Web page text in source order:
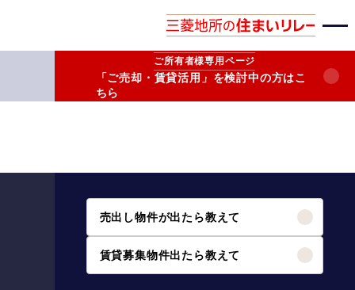
ご所有者様専用ページ
「ご売却・賃貸活用」を検討中の方はこ
ちら
売出し物件が出たら教えて
賃貸募集物件出たら教えて